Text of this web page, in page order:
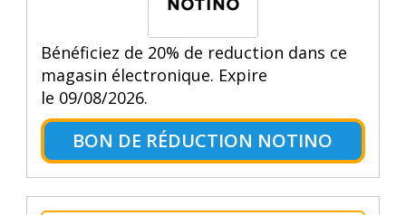
Bénéficiez de 20% de reduction dans ce
magasin électronique. Expire
le 09/08/2026.
BON DE RÉDUCTION NOTINO